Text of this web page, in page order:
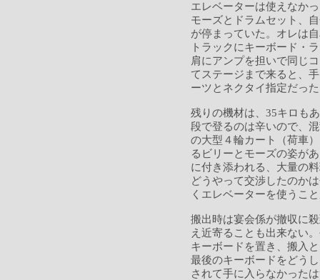
エレベーターは使えなか
モーズとドラムセット、
が停まっていた。オレは
トラックにキーボード・
肩にアンプを担いで同じ
てステージまで来ると、
ーツとネクタイ指定だっ
残りの機材は、35キロも
段で登るのは辛いので、
の大型４輪カート（荷車
るビリーとモーズの姿が
に付き添われる、大量の
どうやって交渉したのか
くエレベーターを使うこ
搬出時は宴会係が撤収に
え近寄ることも出来ない
キーボードを置き、搬入
最後のキーボードをどう
されて手に入らなかった